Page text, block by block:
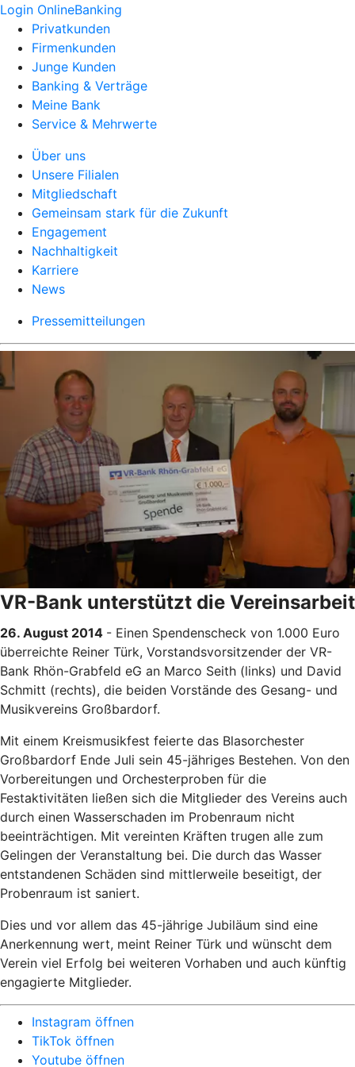
Login OnlineBanking
Privatkunden
Firmenkunden
Junge Kunden
Banking & Verträge
Meine Bank
Service & Mehrwerte
Über uns
Unsere Filialen
Mitgliedschaft
Gemeinsam stark für die Zukunft
Engagement
Nachhaltigkeit
Karriere
News
Pressemitteilungen
VR-Bank unterstützt die Vereinsarbeit
26. August 2014 - Einen Spendenscheck von 1.000 Euro
überreichte Reiner Türk, Vorstandsvorsitzender der VR-
Bank Rhön-Grabfeld eG an Marco Seith (links) und David
Schmitt (rechts), die beiden Vorstände des Gesang- und
Musikvereins Großbardorf.
Mit einem Kreismusikfest feierte das Blasorchester
Großbardorf Ende Juli sein 45-jähriges Bestehen. Von den
Vorbereitungen und Orchesterproben für die
Festaktivitäten ließen sich die Mitglieder des Vereins auch
durch einen Wasserschaden im Probenraum nicht
beeinträchtigen. Mit vereinten Kräften trugen alle zum
Gelingen der Veranstaltung bei. Die durch das Wasser
entstandenen Schäden sind mittlerweile beseitigt, der
Probenraum ist saniert.
Dies und vor allem das 45-jährige Jubiläum sind eine
Anerkennung wert, meint Reiner Türk und wünscht dem
Verein viel Erfolg bei weiteren Vorhaben und auch künftig
engagierte Mitglieder.
Instagram öffnen
TikTok öffnen
Youtube öffnen